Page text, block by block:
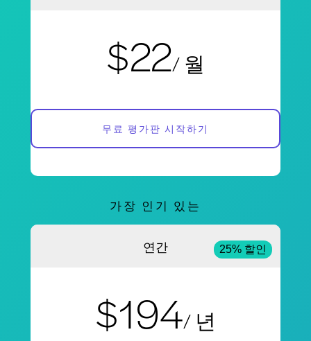
$22/ 월
무료 평가판 시작하기
가장 인기 있는
연간 25% 할인
$194/ 년